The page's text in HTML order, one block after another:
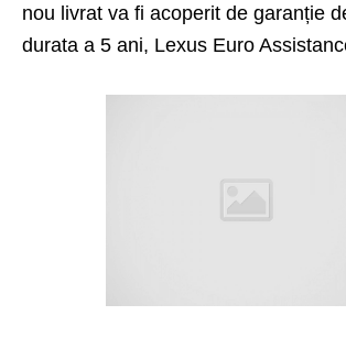
nou livrat va fi acoperit de garanție
durata a 5 ani, Lexus Euro